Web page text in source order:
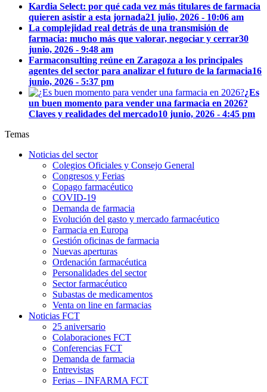
Kardia Select: por qué cada vez más titulares de farmacia
quieren asistir a esta jornada21 julio, 2026 - 10:06 am
La complejidad real detrás de una transmisión de
farmacia: mucho más que valorar, negociar y cerrar30
junio, 2026 - 9:48 am
Farmaconsulting reúne en Zaragoza a los principales
agentes del sector para analizar el futuro de la farmacia16
junio, 2026 - 5:37 pm
¿Es
un buen momento para vender una farmacia en 2026?
Claves y realidades del mercado10 junio, 2026 - 4:45 pm
Temas
Noticias del sector
Colegios Oficiales y Consejo General
Congresos y Ferias
Copago farmacéutico
COVID-19
Demanda de farmacia
Evolución del gasto y mercado farmacéutico
Farmacia en Europa
Gestión oficinas de farmacia
Nuevas aperturas
Ordenación farmacéutica
Personalidades del sector
Sector farmacéutico
Subastas de medicamentos
Venta on line en farmacias
Noticias FCT
25 aniversario
Colaboraciones FCT
Conferencias FCT
Demanda de farmacia
Entrevistas
Ferias – INFARMA FCT